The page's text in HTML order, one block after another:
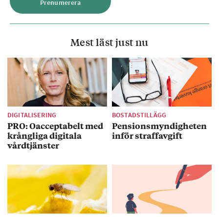
Mest läst just nu
DIGITALISERING
PRO: Oacceptabelt med
krångliga digitala
vårdtjänster
BOSTADSTILLÄGG
Pensionsmyndigheten
inför straffavgift